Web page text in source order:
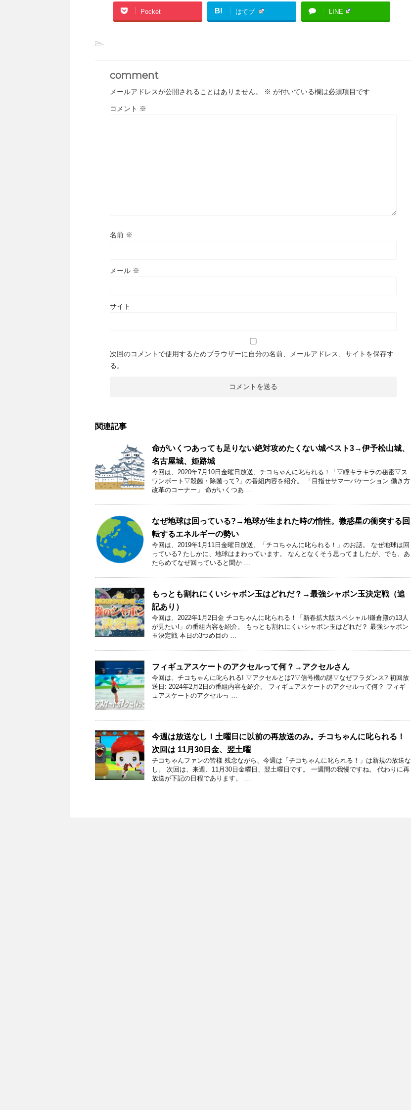
Pocket B! はてブ LINE
-
comment
メールアドレスが公開されることはありません。 ※ が付いている欄は必須項目です
コメント ※
名前 ※
メール ※
サイト
次回のコメントで使用するためブラウザーに自分の名前、メールアドレス、サイトを保存す
る。
関連記事
命がいくつあっても足りない絶対攻めたくない城ベスト3→伊予松山城、
名古屋城、姫路城
今回は、2020年7月10日金曜日放送、チコちゃんに叱られる！「▽瞳キラキラの秘密▽ス
ワンボート▽殺菌・除菌って?」の番組内容を紹介。 「目指せサマーバケーション 働き方
改革のコーナー」 命がいくつあ …
なぜ地球は回っている?→地球が生まれた時の惰性。微惑星の衝突する回
転するエネルギーの勢い
今回は、2019年1月11日金曜日放送、「チコちゃんに叱られる！」のお話。 なぜ地球は回
っている? たしかに、地球はまわっています。 なんとなくそう思ってましたが、でも、あ
たらめてなぜ回っていると聞か …
もっとも割れにくいシャボン玉はどれだ？→最強シャボン玉決定戦（追
記あり）
今回は、2022年1月2日金 チコちゃんに叱られる！「新春拡大版スペシャル!鎌倉殿の13人
が見たい!」の番組内容を紹介。 もっとも割れにくいシャボン玉はどれだ？ 最強シャボン
玉決定戦 本日の3つめ目の …
フィギュアスケートのアクセルって何？→アクセルさん
今回は、チコちゃんに叱られる! ▽アクセルとは?▽信号機の謎▽なぜフラダンス? 初回放
送日: 2024年2月2日の番組内容を紹介。 フィギュアスケートのアクセルって何？ フィギ
ュアスケートのアクセルっ …
今週は放送なし！土曜日に以前の再放送のみ。チコちゃんに叱られる！
次回は 11月30日金、翌土曜
チコちゃんファンの皆様 残念ながら、今週は「チコちゃんに叱られる！」は新規の放送な
し。 次回は、来週、11月30日金曜日、翌土曜日です。 一週間の我慢ですね。 代わりに再
放送が下記の日程であります。 …